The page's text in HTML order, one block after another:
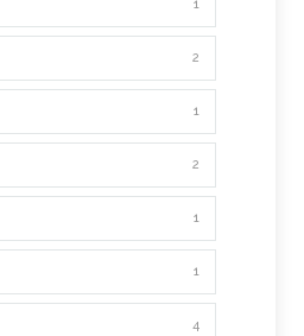
1
2
1
2
1
1
4